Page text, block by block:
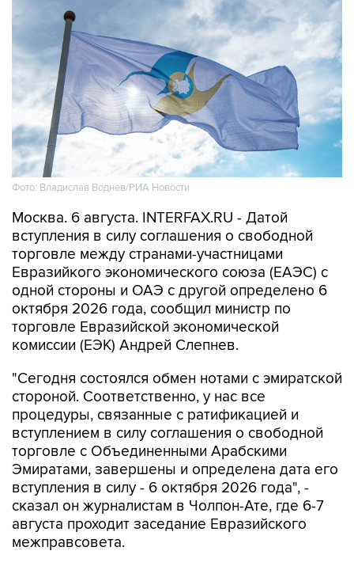
Фото: Владислав Воднев/РИА Новости
Москва. 6 августа. INTERFAX.RU - Датой
вступления в силу соглашения о свободной
торговле между странами-участницами
Евразийкого экономического союза (ЕАЭС) с
одной стороны и ОАЭ с другой определено 6
октября 2026 года, сообщил министр по
торговле Евразийской экономической
комиссии (ЕЭК) Андрей Слепнев.
"Сегодня состоялся обмен нотами с эмиратской
стороной. Соответственно, у нас все
процедуры, связанные с ратификацией и
вступлением в силу соглашения о свободной
торговле с Объединенными Арабскими
Эмиратами, завершены и определена дата его
вступления в силу - 6 октября 2026 года", -
сказал он журналистам в Чолпон-Ате, где 6-7
августа проходит заседание Евразийского
межправсовета.